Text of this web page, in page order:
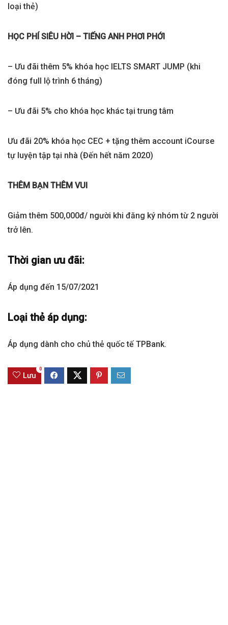
loại thẻ)
HỌC PHÍ SIÊU HỜI – TIẾNG ANH PHƠI PHỚI
– Ưu đãi thêm 5% khóa học IELTS SMART JUMP (khi
đóng full lộ trình 6 tháng)
– Ưu đãi 5% cho khóa học khác tại trung tâm
Ưu đãi 20% khóa học CEC + tặng thêm account iCourse
tự luyện tập tại nhà (Đến hết năm 2020)
THÊM BẠN THÊM VUI
Giảm thêm 500,000đ/ người khi đăng ký nhóm từ 2 người
trở lên.
Thời gian ưu đãi:
Áp dụng đến 15/07/2021
Loại thẻ áp dụng:
Áp dụng dành cho chủ thẻ quốc tế TPBank.
Lưu
0